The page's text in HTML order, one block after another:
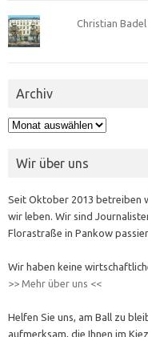
Christian
Archiv
Archiv
Wir über uns
Seit Oktober 2013 betreiben
wir leben. Wir sind
Florastraße in Pankow
Wir haben keine
>> Mehr über uns <<
Helfen Sie uns, am Ball zu
aufmerksam, die Ihnen im